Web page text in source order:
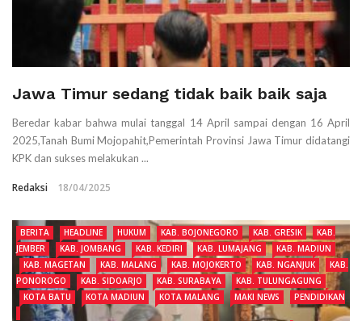
Jawa Timur sedang tidak baik baik saja
Beredar kabar bahwa mulai tanggal 14 April sampai dengan 16 April
2025,Tanah Bumi Mojopahit,Pemerintah Provinsi Jawa Timur didatangi
KPK dan sukses melakukan ...
Redaksi 18/04/2025
BERITA HEADLINE HUKUM KAB. BOJONEGORO KAB. GRESIK
KAB.
JEMBER
KAB. JOMBANG KAB. KEDIRI KAB. LUMAJANG
KAB. MADIUN
KAB. MAGETAN
KAB. MALANG KAB. MOJOKERTO KAB. NGANJUK
KAB.
PONOROGO
KAB. SIDOARJO KAB. SURABAYA
KAB. TULUNGAGUNG
KOTA BATU
KOTA MADIUN KOTA MALANG MAKI NEWS PENDIDIKAN